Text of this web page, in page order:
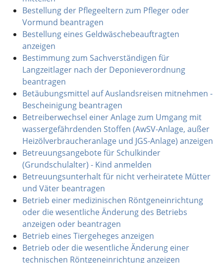
Bestellung der Pflegeeltern zum Pfleger oder
Vormund beantragen
Bestellung eines Geldwäschebeauftragten
anzeigen
Bestimmung zum Sachverständigen für
Langzeitlager nach der Deponieverordnung
beantragen
Betäubungsmittel auf Auslandsreisen mitnehmen -
Bescheinigung beantragen
Betreiberwechsel einer Anlage zum Umgang mit
wassergefährdenden Stoffen (AwSV-Anlage, außer
Heizölverbraucheranlage und JGS-Anlage) anzeigen
Betreuungsangebote für Schulkinder
(Grundschulalter) - Kind anmelden
Betreuungsunterhalt für nicht verheiratete Mütter
und Väter beantragen
Betrieb einer medizinischen Röntgeneinrichtung
oder die wesentliche Änderung des Betriebs
anzeigen oder beantragen
Betrieb eines Tiergeheges anzeigen
Betrieb oder die wesentliche Änderung einer
technischen Röntgeneinrichtung anzeigen